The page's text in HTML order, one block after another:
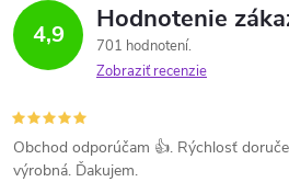
4,9 Hodnotenie
701 hodnotení
Zobraziť recenzie
Obchod odporúčam 👍. Rýchlosť
výrobná. Ďakujem.